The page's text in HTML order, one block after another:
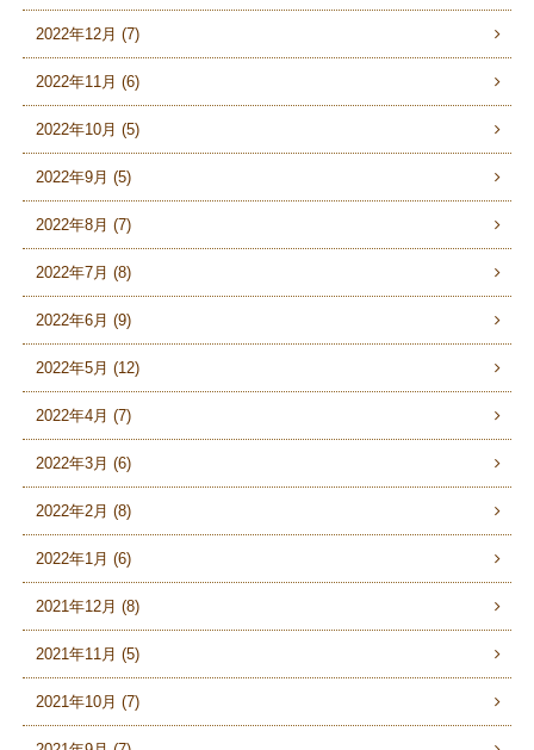
2022年12月 (7)
2022年11月 (6)
2022年10月 (5)
2022年9月 (5)
2022年8月 (7)
2022年7月 (8)
2022年6月 (9)
2022年5月 (12)
2022年4月 (7)
2022年3月 (6)
2022年2月 (8)
2022年1月 (6)
2021年12月 (8)
2021年11月 (5)
2021年10月 (7)